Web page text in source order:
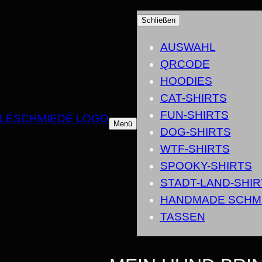
Menü
Schließen
AUSWAHL
QRCODE
HOODIES
CAT-SHIRTS
FUN-SHIRTS
DOG-SHIRTS
WTF-SHIRTS
SPOOKY-SHIRTS
STADT-LAND-
HANDMADE
TASSEN